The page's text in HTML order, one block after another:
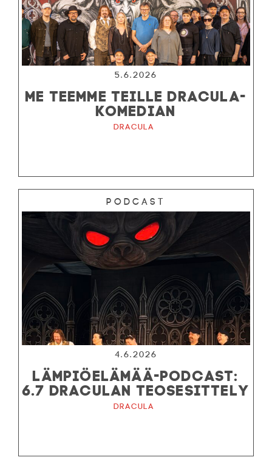
5.6.2026
ME TEEMME TEILLE DRACULA-
KOMEDIAN
Dracula
Podcast
4.6.2026
LÄMPIÖELÄMÄÄ-PODCAST:
6.7 DRACULAN TEOSESITTELY
Dracula